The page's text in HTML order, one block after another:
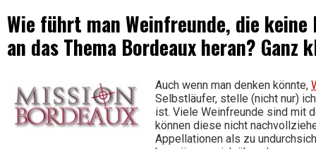
schlechten
Wein
Wie führt man Weinfreunde, die keine
an das Thema Bordeaux heran? Ganz
Auch wenn man denken könnte,
Selbstläufer, stelle (nicht nur)
ist. Viele Weinfreunde sind mit
können diese nicht
Appellationen als zu